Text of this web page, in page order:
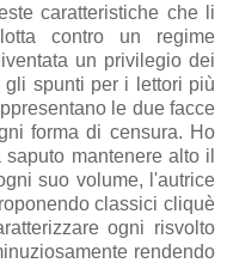
caratteristiche che li
contro un regime
un privilegio dei
spunti per i lettori più
le due facce
forma di censura. Ho
mantenere alto il
suo volume, l'autrice
classici cliquè
ogni risvolto
rendendo